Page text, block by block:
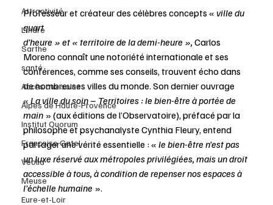
Attractivité
L'Indre
Sarthe
santé
Accès aux soins
Alpes de Haute-Provence
Institut Quorum
Françoise Gatel
Veolia
Meuse
Eure-et-Loir
Professeur et créateur des célèbres concepts « ville du
quart
d’heure » et « territoire de la demi-heure », Carlos
Moreno connaît une notoriété internationale et ses
conférences, comme ses conseils, trouvent écho dans
de nombreuses villes du monde. Son dernier ouvrage
« La ville du soin – Territoires : le bien-être à portée de
main » (aux éditions de l’Observatoire), préfacé par la
philosophe et psychanalyste Cynthia Fleury, entend
partager une vérité essentielle : « le bien-être n’est pas
un luxe réservé aux métropoles privilégiées, mais un droit
accessible à tous, à condition de repenser nos espaces à
l’échelle humaine ».